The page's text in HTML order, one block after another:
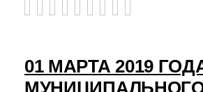
01 МАРТА 2019